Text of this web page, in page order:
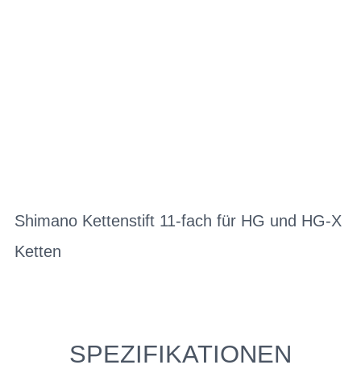
Shimano Kettenstift 11-fach für HG und HG-X
Ketten
SPEZIFIKATIONEN